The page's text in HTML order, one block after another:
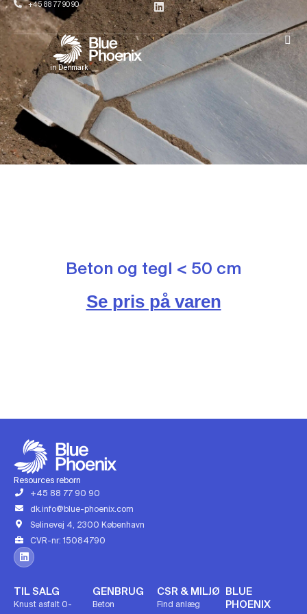
+45 88 77 90 90
in Denmark
Beton og tegl < 50 cm
Se pris på varen
Resources reborn
+45 88 77 90 90
dk.info@blue-phoenix.com
Selinevej 4, 2300 København
CVR-nr: 15084790
TIL SALG
Knust asfalt 0-
GENBRUG
Beton
CSR & MILJØ
Find anlæg
BLUE
PHOENIX